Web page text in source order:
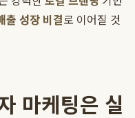
출 성장 비결로 이어질 것
마케팅은 실